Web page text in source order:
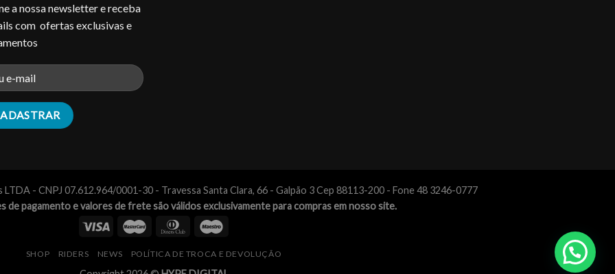
a nossa newsletter e receba
com ofertas exclusivas e
- CNPJ 07.612.964/0001-30 - Travessa Santa Clara, 66 - Galpão 3 Cep 88113-200 - Fone 48 3246-0777
de pagamento e valores de frete são válidos exclusivamente para compras em nosso site.
SHOP RIDERS NEWS POLÍTICA DE TROCA E DEVOLUÇÃO